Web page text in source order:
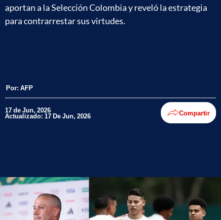
aportan a la Selección Colombia y reveló la estrategia
para contrarrestar sus virtudes.
Por: AFP
17 de Jun, 2026
Actualizado: 17 De Jun, 2026 Compartir